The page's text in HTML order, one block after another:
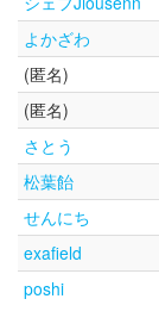
よかざわ
(匿名)
(匿名)
さとう
松葉飴
せんにち
exafield
poshi